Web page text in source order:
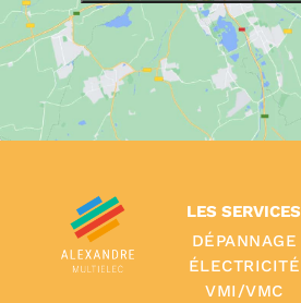
LES SERVICES
DÉPANNAGE
ÉLECTRICITÉ
VMI/VMC